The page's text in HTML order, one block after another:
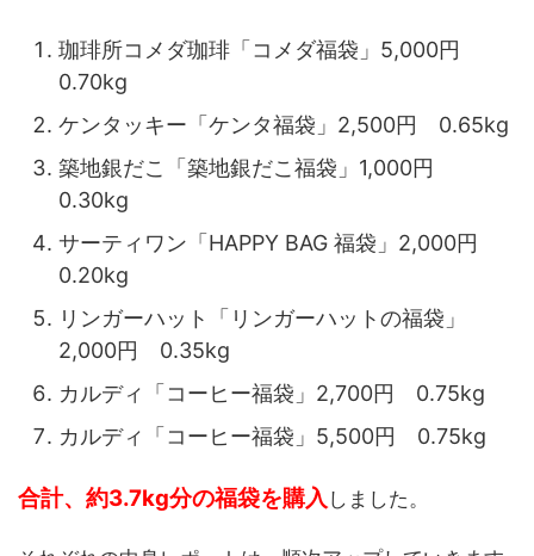
珈琲所コメダ珈琲「コメダ福袋」5,000円
0.70kg
ケンタッキー「ケンタ福袋」2,500円 0.65kg
築地銀だこ「築地銀だこ福袋」1,000円
0.30kg
サーティワン「HAPPY BAG 福袋」2,000円
0.20kg
リンガーハット「リンガーハットの福袋」
2,000円 0.35kg
カルディ「コーヒー福袋」2,700円 0.75kg
カルディ「コーヒー福袋」5,500円 0.75kg
合計、約3.7kg分の福袋を購入 しました。